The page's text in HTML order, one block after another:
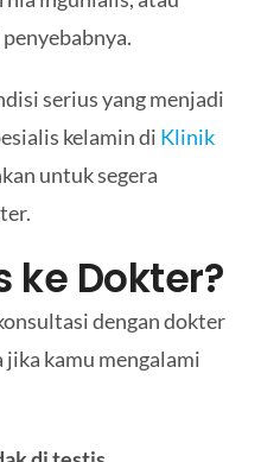
serius yang menjadi
kelamin di Klinik
untuk segera
ke Dokter?
dengan dokter
kamu mengalami